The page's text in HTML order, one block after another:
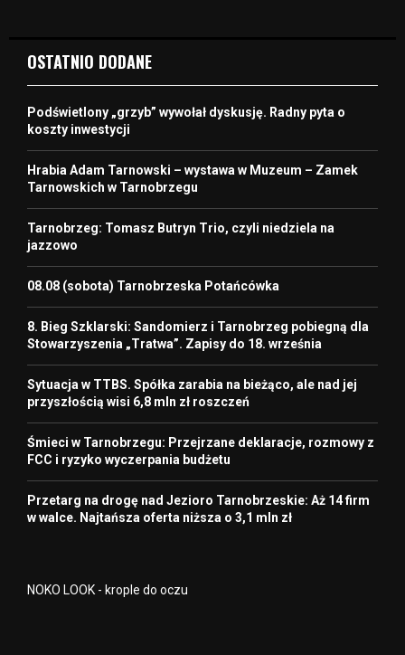
OSTATNIO DODANE
Podświetlony „grzyb” wywołał dyskusję. Radny pyta o
koszty inwestycji
Hrabia Adam Tarnowski – wystawa w Muzeum – Zamek
Tarnowskich w Tarnobrzegu
Tarnobrzeg: Tomasz Butryn Trio, czyli niedziela na
jazzowo
08.08 (sobota) Tarnobrzeska Potańcówka
8. Bieg Szklarski: Sandomierz i Tarnobrzeg pobiegną dla
Stowarzyszenia „Tratwa”. Zapisy do 18. września
Sytuacja w TTBS. Spółka zarabia na bieżąco, ale nad jej
przyszłością wisi 6,8 mln zł roszczeń
Śmieci w Tarnobrzegu: Przejrzane deklaracje, rozmowy z
FCC i ryzyko wyczerpania budżetu
Przetarg na drogę nad Jezioro Tarnobrzeskie: Aż 14 firm
w walce. Najtańsza oferta niższa o 3,1 mln zł
NOKO LOOK - krople do oczu